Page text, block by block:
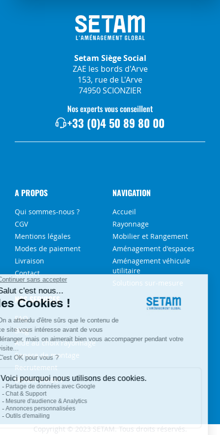
Setam Siège Social
ZAE les bords d'Arve
153, rue de L'Arve
74950 SCIONZIER
Nos experts vous conseillent
+33 (0)4 50 89 80 00
A PROPOS
Qui sommes-nous ?
CGV
Mentions légales
Modes de paiement
Livraison
Contact
NAVIGATION
Accueil
Rayonnage
Mobilier et Rangement
Aménagement d'espaces
Aménagement véhicule
utilitaire
Solutions sur-mesure
NOS SERVICES
FAQ
Blog
Aide au choix rayonnage
Service de montage
Recrutement
Besoin d'aide ?
Copyright © 2023 SETAM. Tous droits réservés.